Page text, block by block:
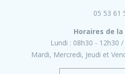
05 53 61
Horaires de
Lundi : 08h30 - 12h30
Mardi, Mercredi, Jeudi et